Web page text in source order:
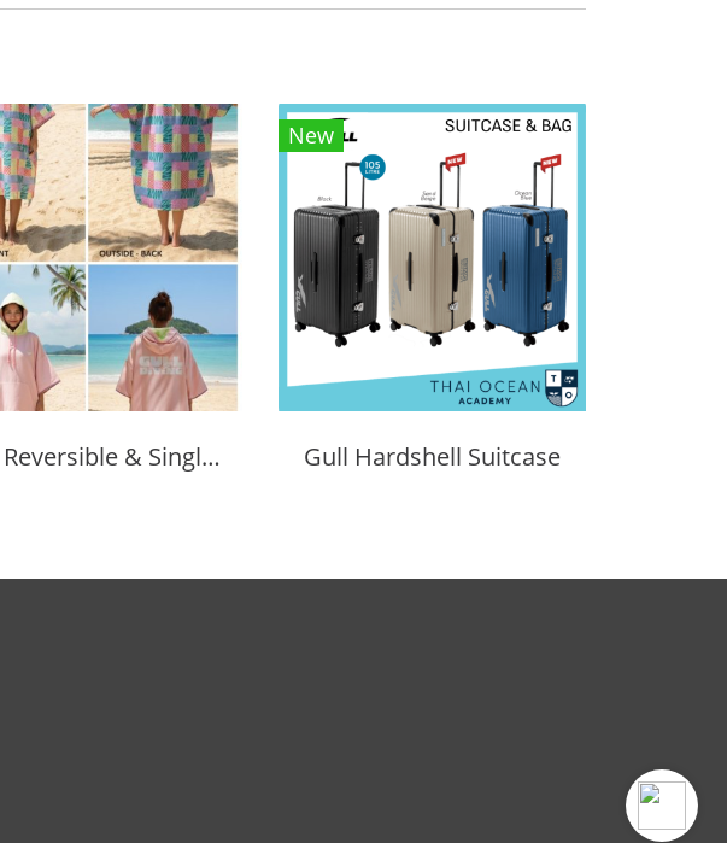
Gull Reversible & Single-Side Quick-Dry Poncho (Unisex)
New
Gull Hardshell Suitcase